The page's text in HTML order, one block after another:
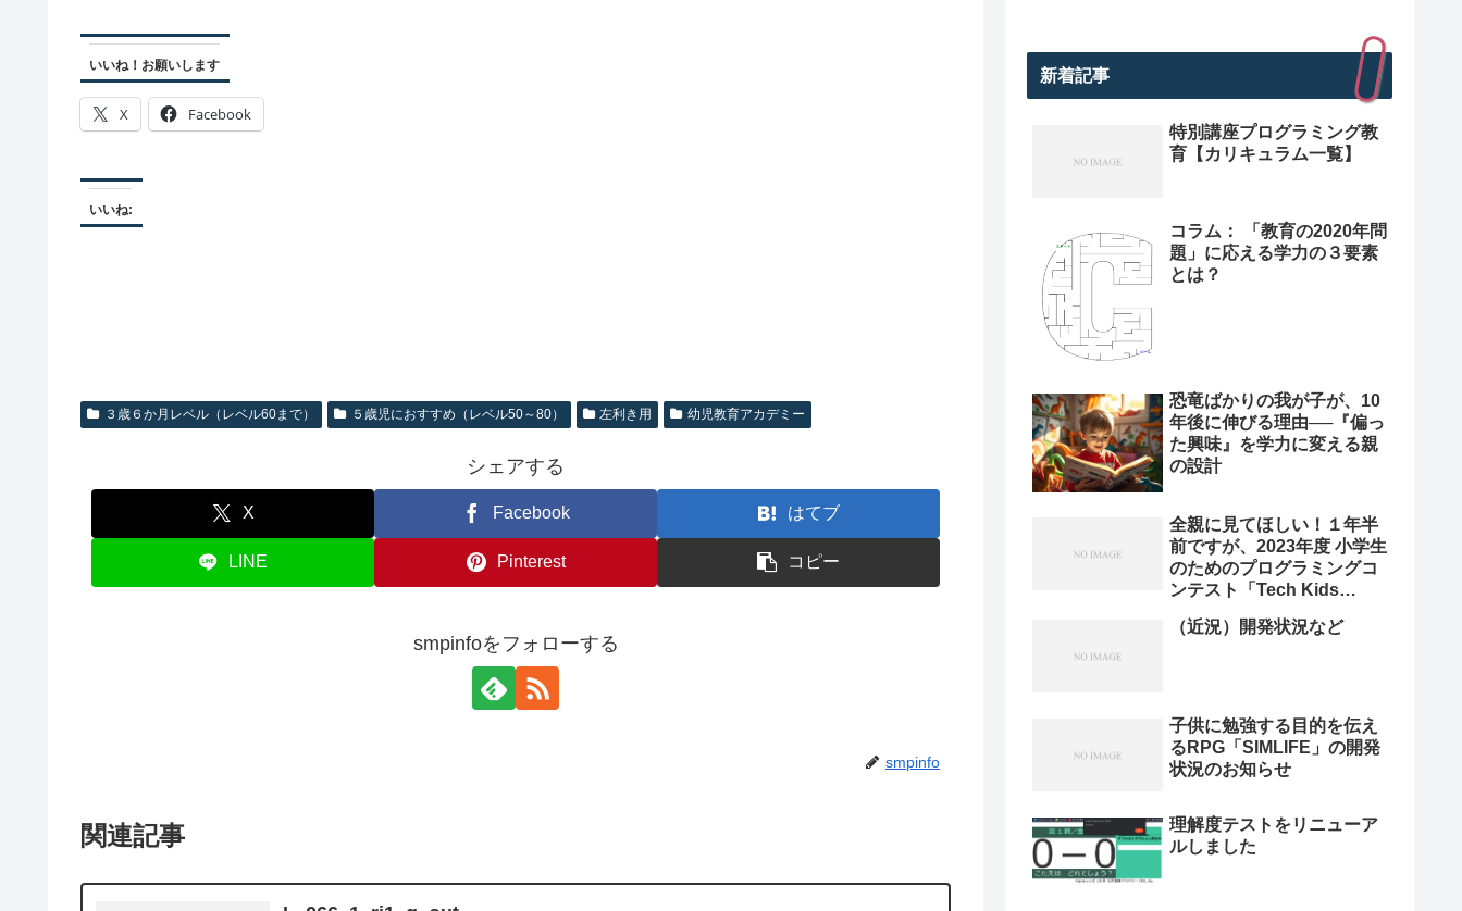
いいね！お願いします
X Facebook
いいね:
３歳６か月レベル（レベル60まで） ５歳児におすすめ（レベル50～80） 左利き用 幼児教育アカデミー
シェアする
X Facebook はてブ
LINE Pinterest コピー
smpinfoをフォローする
smpinfo
関連記事
新着記事
特別講座プログラミング教
育【カリキュラム一覧】
コラム： 「教育の2020年問
題」に応える学力の３要素
とは？
恐竜ばかりの我が子が、10
年後に伸びる理由──『偏っ
た興味』を学力に変える親
の設計
全親に見てほしい！１年半
前ですが、2023年度 小学生
のためのプログラミングコ
ンテスト「Tech Kids
勝プレゼン動画を紹介。プ
（近況）開発状況など
子供に勉強する目的を伝え
るRPG「SIMLIFE」の開発
状況のお知らせ
理解度テストをリニューア
ルしました